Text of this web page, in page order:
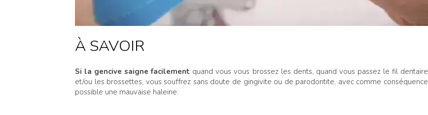
À SAVOIR
Si la gencive saigne facilement quand vous vous brossez les dents, quand vous passez le fil dentaire
et/ou les brossettes, vous souffrez sans doute de gingivite ou de parodontite, avec comme conséquence
possible une mauvaise haleine.